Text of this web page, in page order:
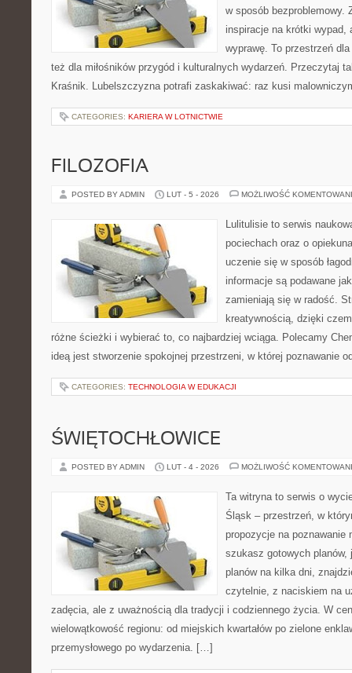
w sposób bezproblemowy.
inspiracje na krótki wypad,
wyprawę. To przestrzeń
też dla miłośników przygód i kulturalnych wydarzeń. Przeczytaj
Kraśnik. Lubelszczyzna potrafi zaskakiwać: raz kusi
CATEGORIES: KARIERA W LOTNICTWIE
FILOZOFIA
POSTED BY ADMIN LUT - 5 - 2026 MOŻLIWOŚĆ
Lulitulisie to serwis
pociechach oraz o
uczenie się w sposób
informacje są podawane
zamieniają się w radość.
kreatywnością, dzięki
różne ścieżki i wybierać to, co najbardziej wciąga. Polecamy
ideą jest stworzenie spokojnej przestrzeni, w której poznawanie
CATEGORIES: TECHNOLOGIA W EDUKACJI
ŚWIĘTOCHŁOWICE
POSTED BY ADMIN LUT - 4 - 2026 MOŻLIWOŚĆ
Ta witryna to serwis o
Śląsk – przestrzeń, w
propozycje na
szukasz gotowych planów,
planów na kilka dni,
czytelnie, z naciskiem na
zadęcia, ale z uważnością dla tradycji i codziennego życia. W
wielowątkowość regionu: od miejskich kwartałów po zielone
przemysłowego po wydarzenia. […]